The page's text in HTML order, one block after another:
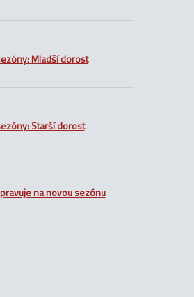
Mladší dorost
Starší dorost
na novou sezónu